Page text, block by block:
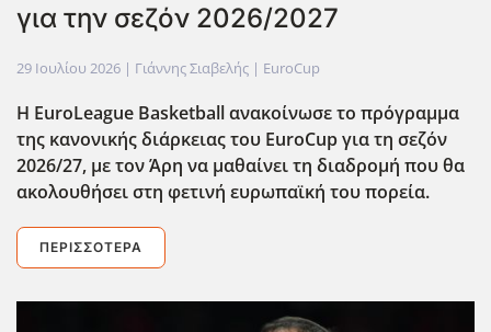
για την σεζόν 2026/2027
29 Ιουλίου 2026 | Γιάννης Σιαβελής | EuroCup
Η EuroLeague Basketball ανακοίνωσε το πρόγραμμα
της κανονικής διάρκειας του EuroCup για τη σεζόν
2026/27, με τον Άρη να μαθαίνει τη διαδρομή που θα
ακολουθήσει στη φετινή ευρωπαϊκή του πορεία.
ΠΕΡΙΣΣΌΤΕΡΑ